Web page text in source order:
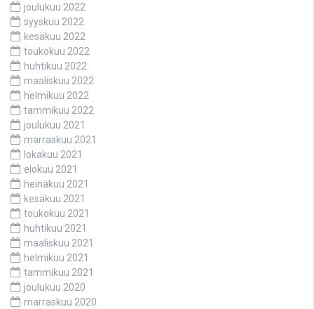
joulukuu 2022
syyskuu 2022
kesäkuu 2022
toukokuu 2022
huhtikuu 2022
maaliskuu 2022
helmikuu 2022
tammikuu 2022
joulukuu 2021
marraskuu 2021
lokakuu 2021
elokuu 2021
heinäkuu 2021
kesäkuu 2021
toukokuu 2021
huhtikuu 2021
maaliskuu 2021
helmikuu 2021
tammikuu 2021
joulukuu 2020
marraskuu 2020